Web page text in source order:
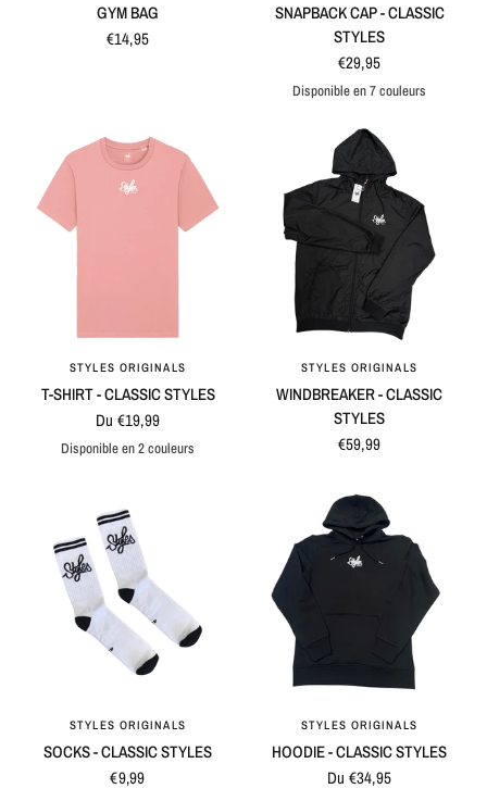
GYM BAG
€14,95
SNAPBACK CAP - CLASSIC
STYLES
€29,95
BlackBlueMaroon
GreyBlue / GreyBlack / GreyNatural / Black
Disponible en 7 couleurs
APERÇU RAPIDE
STYLES ORIGINALS
T-SHIRT - CLASSIC STYLES
Du €19,99
PinkBlack
Disponible en 2 couleurs
APERÇU RAPIDE
STYLES ORIGINALS
WINDBREAKER - CLASSIC
STYLES
€59,99
APERÇU RAPIDE
STYLES ORIGINALS
SOCKS - CLASSIC STYLES
€9,99
APERÇU RAPIDE
STYLES ORIGINALS
HOODIE - CLASSIC STYLES
Du €34,95